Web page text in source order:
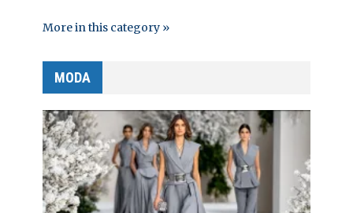
More in this category »
MODA